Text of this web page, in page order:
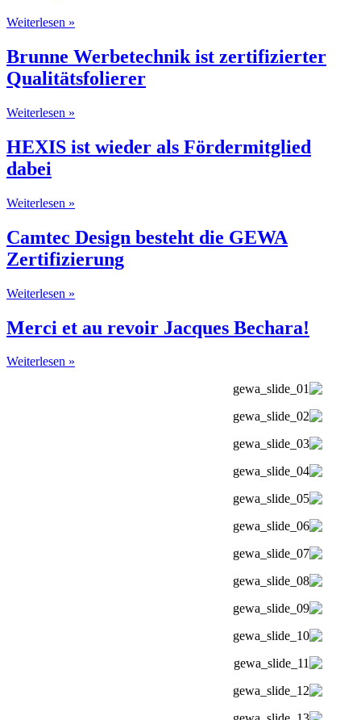
Weiterlesen »
Brunne Werbetechnik ist zertifizierter
Qualitätsfolierer
Weiterlesen »
HEXIS ist wieder als Fördermitglied
dabei
Weiterlesen »
Camtec Design besteht die GEWA
Zertifizierung
Weiterlesen »
Merci et au revoir Jacques Bechara!
Weiterlesen »